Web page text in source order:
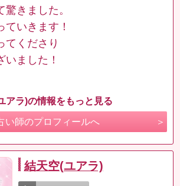
きました。
ていきます！
てくださり
いました！
アラ)の情報をもっと見る
い師のプロフィールへ
結天空(ユアラ)